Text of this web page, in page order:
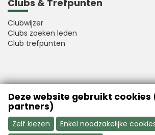
Clubs & Trefpunten
Clubwijzer
Clubs zoeken leden
Club trefpunten
VFB is a member of
Deze website gebruikt cookies
partners)
Zelf kiezen
Enkel noodzakelijke